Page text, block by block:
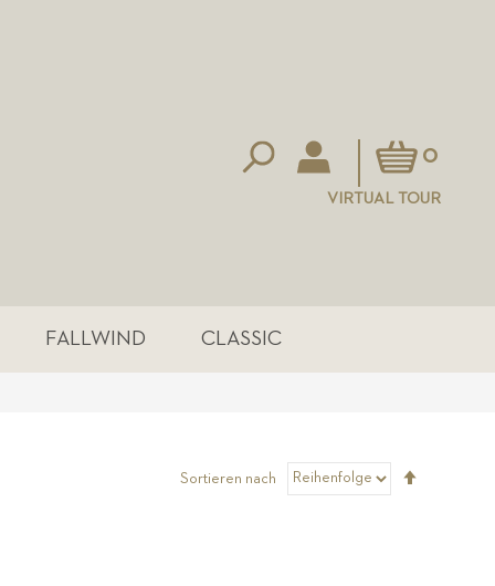
Mein Warenkorb
0
VIRTUAL TOUR
FALLWIND CLASSIC
Sortieren nach